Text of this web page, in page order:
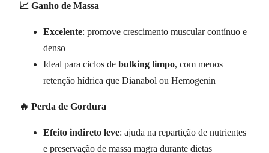
📈 Ganho de Massa
Excelente: promove crescimento muscular contínuo e
denso
Ideal para ciclos de bulking limpo, com menos
retenção hídrica que Dianabol ou Hemogenin
🔥 Perda de Gordura
Efeito indireto leve: ajuda na repartição de nutrientes
e preservação de massa magra durante dietas